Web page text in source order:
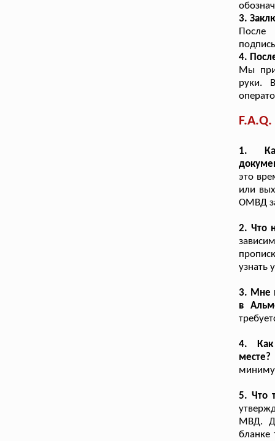
3.
После
4.
Мы
руки.
F.A.Q.
1.
это
или
ОМВД
2. Что
узнать
3. Мне
в
4. Как
месте?
5. Что
МВД.
бланке